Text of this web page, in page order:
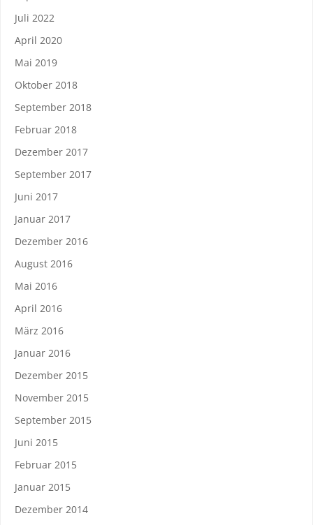
Juli 2022
April 2020
Mai 2019
Oktober 2018
September 2018
Februar 2018
Dezember 2017
September 2017
Juni 2017
Januar 2017
Dezember 2016
August 2016
Mai 2016
April 2016
März 2016
Januar 2016
Dezember 2015
November 2015
September 2015
Juni 2015
Februar 2015
Januar 2015
Dezember 2014